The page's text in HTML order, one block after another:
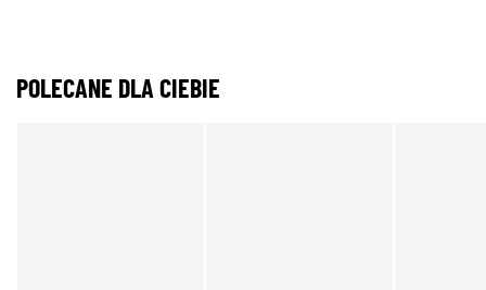
POLECANE DLA CIEBIE